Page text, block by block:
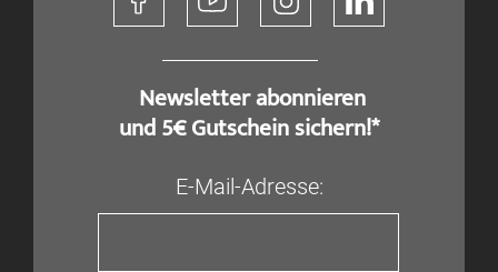
​ Newsletter abonnieren
und 5€ Gutschein sichern!*
E-Mail-Adresse: